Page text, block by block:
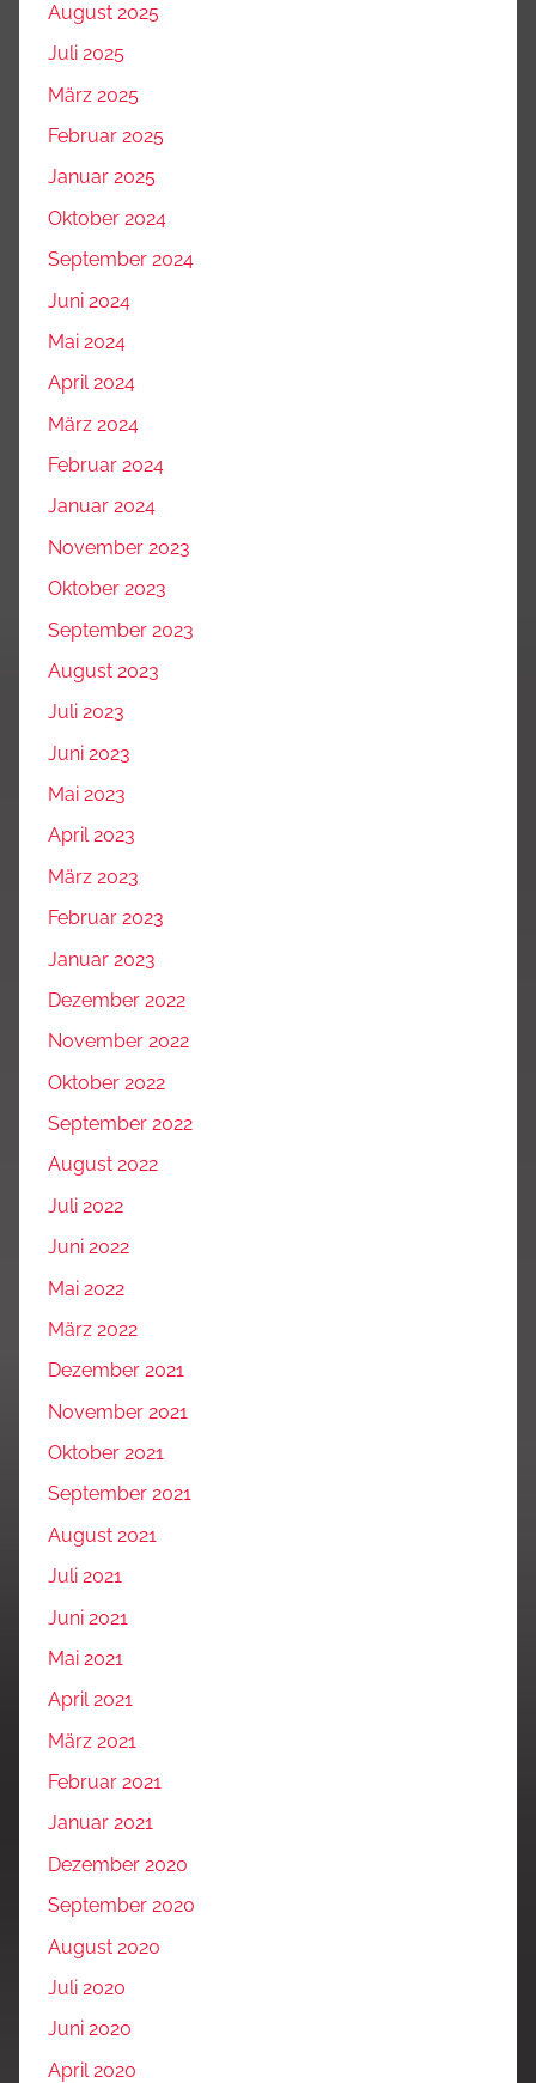
August 2025
Juli 2025
März 2025
Februar 2025
Januar 2025
Oktober 2024
September 2024
Juni 2024
Mai 2024
April 2024
März 2024
Februar 2024
Januar 2024
November 2023
Oktober 2023
September 2023
August 2023
Juli 2023
Juni 2023
Mai 2023
April 2023
März 2023
Februar 2023
Januar 2023
Dezember 2022
November 2022
Oktober 2022
September 2022
August 2022
Juli 2022
Juni 2022
Mai 2022
März 2022
Dezember 2021
November 2021
Oktober 2021
September 2021
August 2021
Juli 2021
Juni 2021
Mai 2021
April 2021
März 2021
Februar 2021
Januar 2021
Dezember 2020
September 2020
August 2020
Juli 2020
Juni 2020
April 2020